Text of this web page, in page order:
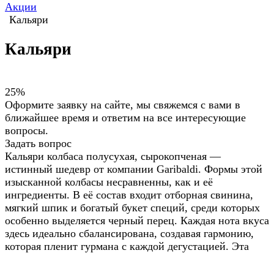
Акции
Кальяри
Кальяри
25%
Оформите заявку на сайте, мы свяжемся с вами в
ближайшее время и ответим на все интересующие
вопросы.
Задать вопрос
Кальяри колбаса полусухая, сырокопченая —
истинный шедевр от компании Garibaldi. Формы этой
изысканной колбасы несравненны, как и её
ингредиенты. В её состав входит отборная свинина,
мягкий шпик и богатый букет специй, среди которых
особенно выделяется черный перец. Каждая нота вкуса
здесь идеально сбалансирована, создавая гармонию,
которая пленит гурмана с каждой дегустацией. Эта